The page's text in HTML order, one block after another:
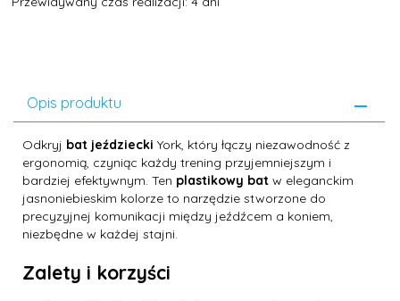
Opis produktu
Odkryj bat jeździecki York, który łączy niezawodność z
ergonomią, czyniąc każdy trening przyjemniejszym i
bardziej efektywnym. Ten plastikowy bat w eleganckim
jasnoniebieskim kolorze to narzędzie stworzone do
precyzyjnej komunikacji między jeźdźcem a koniem,
niezbędne w każdej stajni.
Zalety i korzyści